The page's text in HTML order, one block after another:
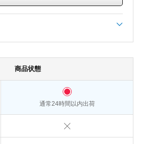
商品状態
通常24時間以内出荷